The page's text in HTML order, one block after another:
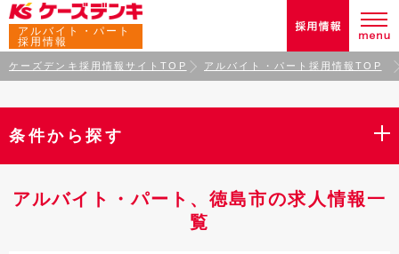
アルバイト・パート
採用情報
ケーズデンキ採用情報サイトTOP アルバイト・パート採用情報TOP
条件から探す
アルバイト・パート、徳島市の求人情報一
覧